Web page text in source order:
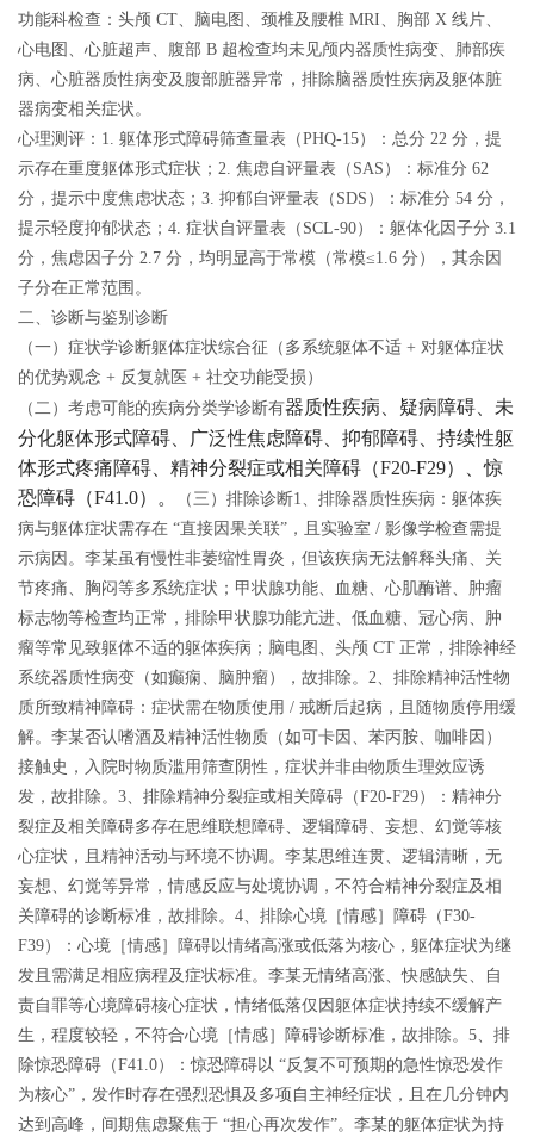
功能科检查：头颅 CT、脑电图、颈椎及腰椎 MRI、胸部 X 线片、
心电图、心脏超声、腹部 B 超检查均未见颅内器质性病变、肺部疾
病、心脏器质性病变及腹部脏器异常，排除脑器质性疾病及躯体脏
器病变相关症状。
心理测评：1. 躯体形式障碍筛查量表（PHQ-15）：总分 22 分，提
示存在重度躯体形式症状；2. 焦虑自评量表（SAS）：标准分 62
分，提示中度焦虑状态；3. 抑郁自评量表（SDS）：标准分 54 分，
提示轻度抑郁状态；4. 症状自评量表（SCL-90）：躯体化因子分 3.1
分，焦虑因子分 2.7 分，均明显高于常模（常模≤1.6 分），其余因
子分在正常范围。
二、诊断与鉴别诊断
（一）症状学诊断躯体症状综合征（多系统躯体不适 + 对躯体症状
的优势观念 + 反复就医 + 社交功能受损）
（二）考虑可能的疾病分类学诊断有器质性疾病、疑病障碍、未
分化躯体形式障碍、广泛性焦虑障碍、抑郁障碍、持续性躯
体形式疼痛障碍、精神分裂症或相关障碍（F20-F29）、惊
恐障碍（F41.0）。
（三）排除诊断1、排除器质性疾病：躯体疾
病与躯体症状需存在 “直接因果关联”，且实验室 / 影像学检查需提
示病因。李某虽有慢性非萎缩性胃炎，但该疾病无法解释头痛、关
节疼痛、胸闷等多系统症状；甲状腺功能、血糖、心肌酶谱、肿瘤
标志物等检查均正常，排除甲状腺功能亢进、低血糖、冠心病、肿
瘤等常见致躯体不适的躯体疾病；脑电图、头颅 CT 正常，排除神经
系统器质性病变（如癫痫、脑肿瘤），故排除。2、排除精神活性物
质所致精神障碍：症状需在物质使用 / 戒断后起病，且随物质停用缓
解。李某否认嗜酒及精神活性物质（如可卡因、苯丙胺、咖啡因）
接触史，入院时物质滥用筛查阴性，症状并非由物质生理效应诱
发，故排除。3、排除精神分裂症或相关障碍（F20-F29）：精神分
裂症及相关障碍多存在思维联想障碍、逻辑障碍、妄想、幻觉等核
心症状，且精神活动与环境不协调。李某思维连贯、逻辑清晰，无
妄想、幻觉等异常，情感反应与处境协调，不符合精神分裂症及相
关障碍的诊断标准，故排除。4、排除心境［情感］障碍（F30-
F39）：心境［情感］障碍以情绪高涨或低落为核心，躯体症状为继
发且需满足相应病程及症状标准。李某无情绪高涨、快感缺失、自
责自罪等心境障碍核心症状，情绪低落仅因躯体症状持续不缓解产
生，程度较轻，不符合心境［情感］障碍诊断标准，故排除。5、排
除惊恐障碍（F41.0）：惊恐障碍以 “反复不可预期的急性惊恐发作
为核心”，发作时存在强烈恐惧及多项自主神经症状，且在几分钟内
达到高峰，间期焦虑聚焦于 “担心再次发作”。李某的躯体症状为持